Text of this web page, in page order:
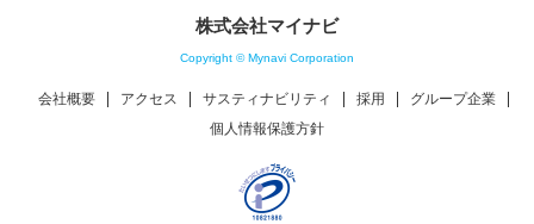
株式会社マイナビ
Copyright © Mynavi Corporation
会社概要 アクセス サスティナビリティ 採用
グループ企業
個人情報保護方針